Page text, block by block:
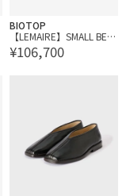
BIOTOP
【LEMAIRE】SMALL BELT
ED TOTE
¥106,700